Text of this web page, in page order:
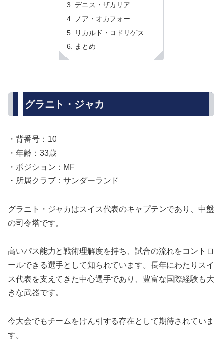
デニス・ザカリア
ノア・オカフォー
リカルド・ロドリゲス
まとめ
グラニト・ジャカ
・背番号：10
・年齢：33歳
・ポジション：MF
・所属クラブ：サンダーランド
グラニト・ジャカはスイス代表のキャプテンであり、中盤
の司令塔です。
高いパス能力と戦術理解度を持ち、試合の流れをコントロ
ールできる選手として知られています。長年にわたりスイ
ス代表を支えてきた中心選手であり、豊富な国際経験も大
きな武器です。
今大会でもチームをけん引する存在として期待されていま
す。